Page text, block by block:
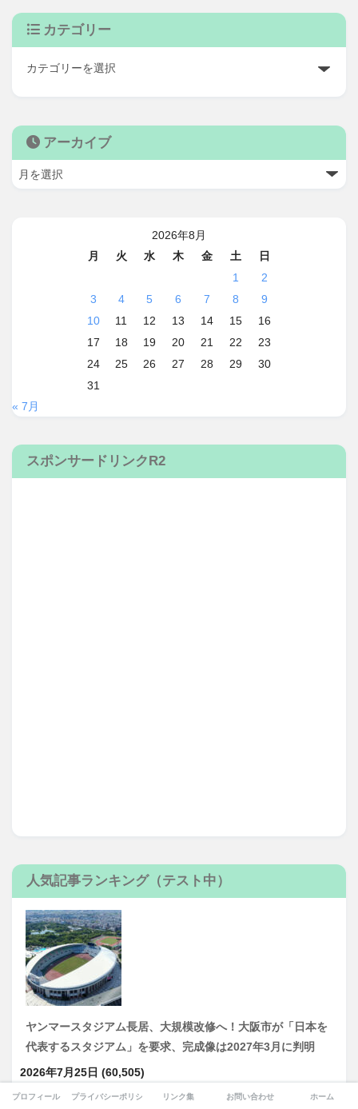
カテゴリー
アーカイブ
2026年8月
月
火 水 木 金 土
日
1
2
3
4 5 6 7 8
9
10
11 12 13 14 15
16
17
18 19 20 21 22
23
24
25 26 27 28 29
30
31
« 7月
スポンサードリンクR2
人気記事ランキング（テスト中）
ヤンマースタジアム長居、大規模改修へ！大阪市が「日本を
代表するスタジアム」を要求、完成像は2027年3月に判明
2026年7月25日 (60,505)
プロフィール プライバシーポリシー リンク集 お問い合わせ ホーム